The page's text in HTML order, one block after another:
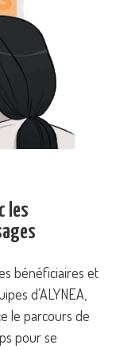
les
bénéficiaires et
d’ALYNEA,
le parcours de
pour se